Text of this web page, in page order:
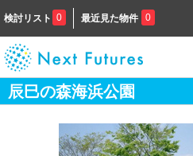
検討リスト 0 最近見た物件 0
辰巳の森海浜公園